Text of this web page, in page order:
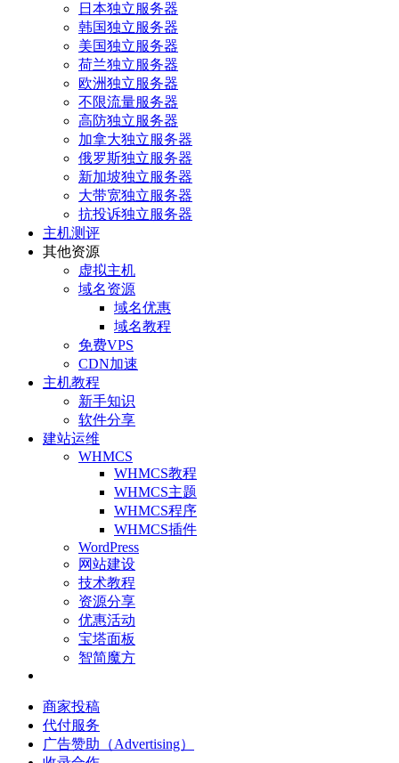
日本独立服务器
韩国独立服务器
美国独立服务器
荷兰独立服务器
欧洲独立服务器
不限流量服务器
高防独立服务器
加拿大独立服务器
俄罗斯独立服务器
新加坡独立服务器
大带宽独立服务器
抗投诉独立服务器
主机测评
其他资源
虚拟主机
域名资源
域名优惠
域名教程
免费VPS
CDN加速
主机教程
新手知识
软件分享
建站运维
WHMCS
WHMCS教程
WHMCS主题
WHMCS程序
WHMCS插件
WordPress
网站建设
技术教程
资源分享
优惠活动
宝塔面板
智简魔方
商家投稿
代付服务
广告赞助（Advertising）